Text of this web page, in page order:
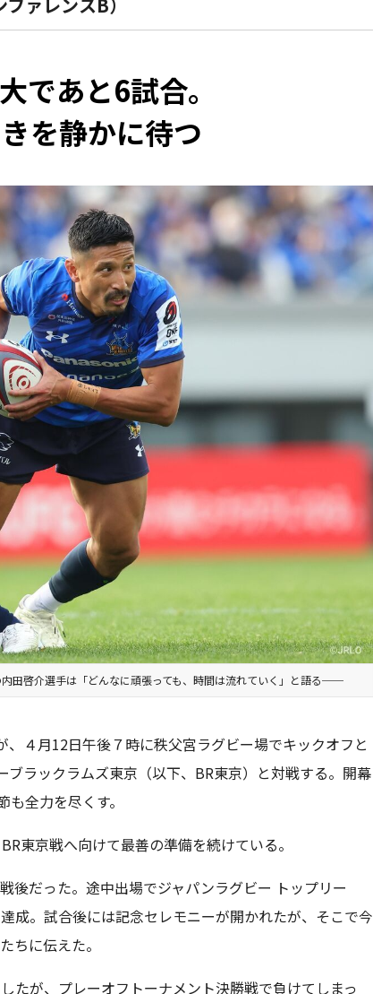
であと6試合。
を静かに待つ
田啓介選手は「どんなに頑張っても、時間は流れていく」と語る──
４月12日午後７時に秩父宮ラグビー場でキックオフと
ラックラムズ東京（以下、BR東京）と対戦する。開幕
全力を尽くす。
東京戦へ向けて最善の準備を続けている。
後だった。途中出場でジャパンラグビー トップリー
成。試合後には記念セレモニーが開かれたが、そこで今
ちに伝えた。
たが、プレーオフトーナメント決勝戦で負けてしまっ